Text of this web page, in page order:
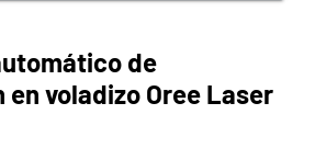
de
voladizo Oree Laser